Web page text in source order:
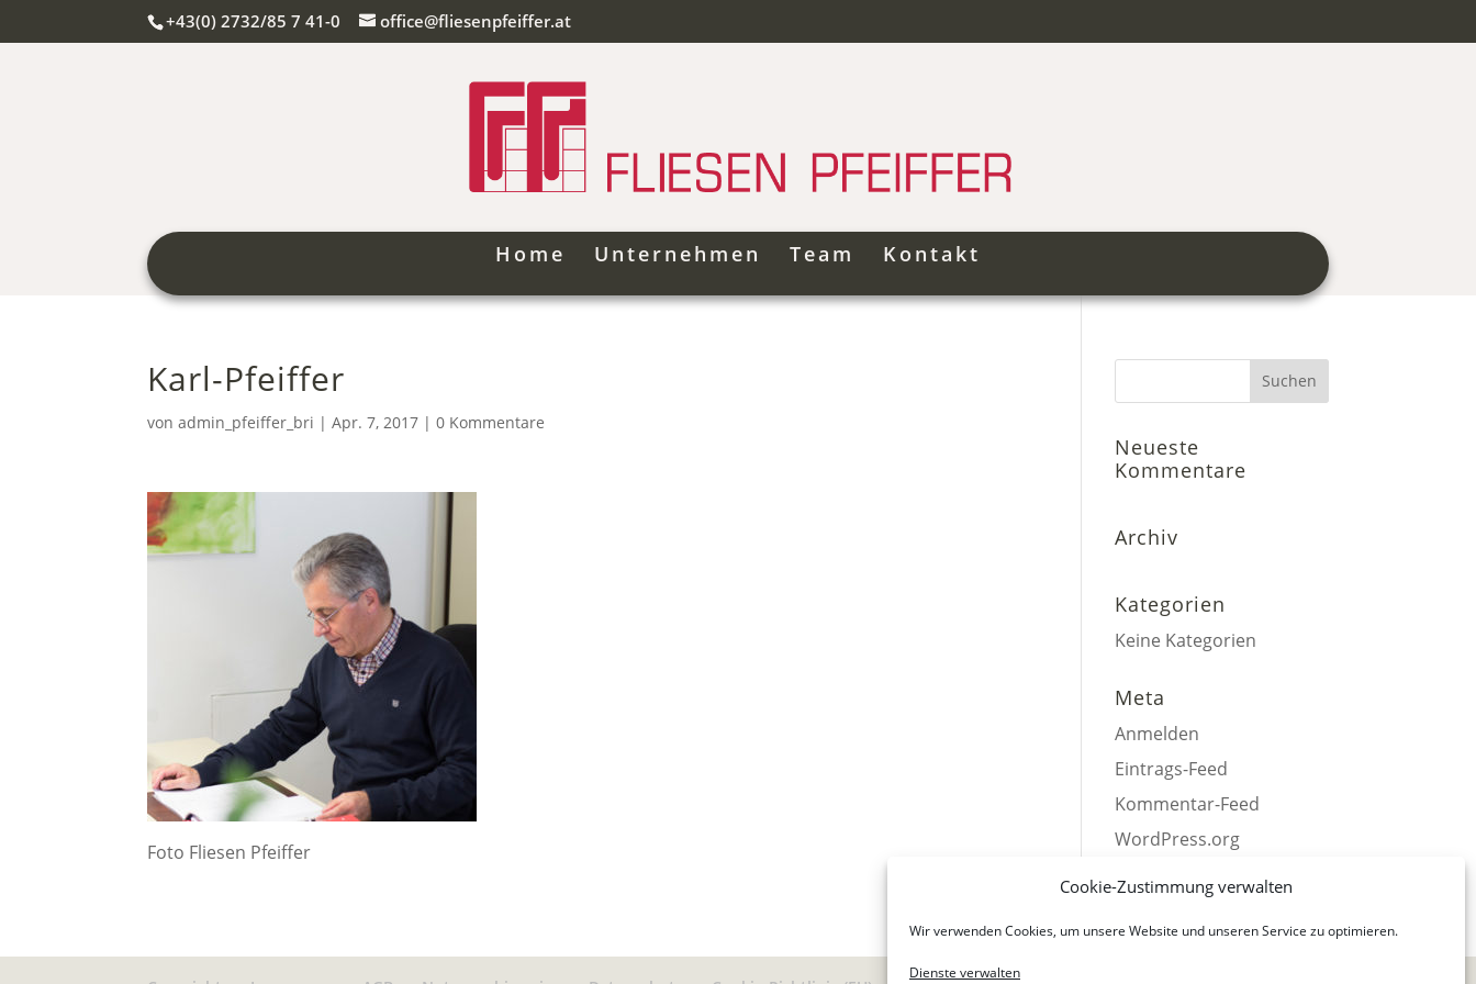
Cookie-Zustimmung verwalten
Wir verwenden Cookies, um unsere Website und unseren Service zu optimieren.
Dienste verwalten
+43(0) 2732/85 7 41-0 office@fliesenpfeiffer.at
Home Unternehmen Team Kontakt
Karl-Pfeiffer
vonadmin_pfeiffer_bri |Apr. 7, 2017 |0 Kommentare
Foto Fliesen Pfeiffer
Neueste
Kommentare
Archiv
Kategorien
Keine Kategorien
Meta
Anmelden
Eintrags-Feed
Kommentar-Feed
WordPress.org